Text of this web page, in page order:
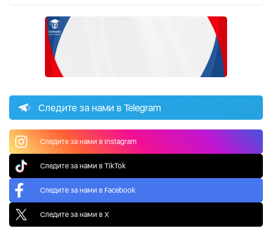
Следите за нами в Telegram
Следите за нами в Instagram
Следите за нами в TikTok
Следите за нами в Facebook
Следите за нами в X